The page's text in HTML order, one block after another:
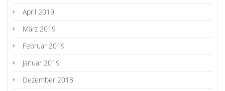
April 2019
März 2019
Februar 2019
Januar 2019
Dezember 2018